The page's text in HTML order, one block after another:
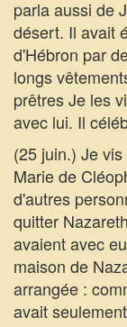
parla aussi de
désert. Il avait
d'Hébron par
longs
prêtres Je les
avec lui. Il
(25 juin.) Je
Marie de
d'autres
quitter
avaient avec
maison de
arrangée :
avait